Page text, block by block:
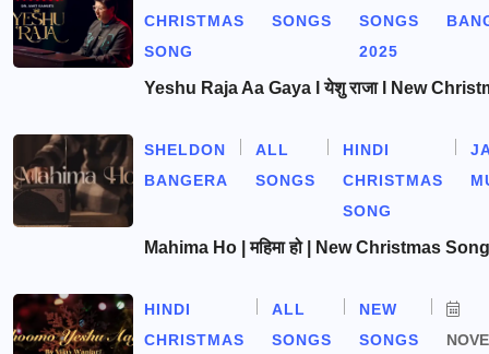
CHRISTMAS
SONG
SONGS
SONGS
2025
Yeshu Raja Aa Gaya l येशु राजा l New
SHELDON
BANGERA
ALL
SONGS
HINDI
CHRISTMAS
SONG
Mahima Ho | महिमा हो | New Christmas Song
HINDI
CHRISTMAS
ALL
SONGS
NEW
SONGS